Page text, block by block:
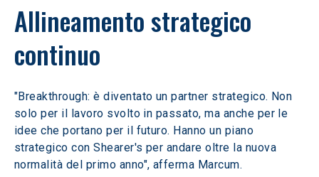
Allineamento strategico
continuo
"Breakthrough: è diventato un partner strategico. Non
solo per il lavoro svolto in passato, ma anche per le
idee che portano per il futuro. Hanno un piano
strategico con Shearer's per andare oltre la nuova
normalità del primo anno", afferma Marcum.